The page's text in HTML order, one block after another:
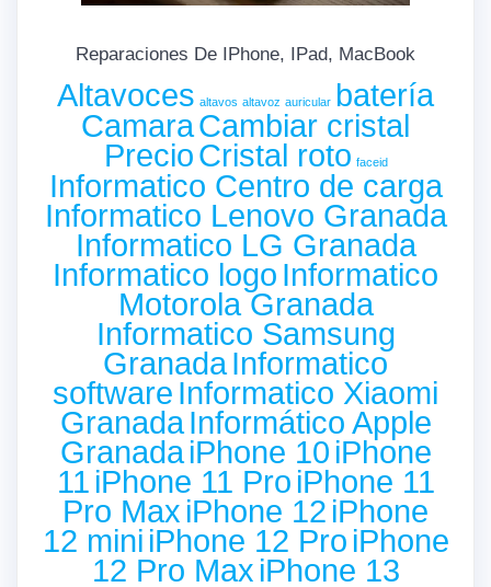
Reparaciones De IPhone, IPad, MacBook
Altavoces altavos altavoz auricular batería
CamaraCambiar cristal
PrecioCristal roto faceid
Informatico Centro de carga
Informatico Lenovo Granada
Informatico LG Granada
Informatico logo Informatico
Motorola Granada
Informatico Samsung
GranadaInformatico
software Informatico Xiaomi
GranadaInformático Apple
GranadaiPhone 10 iPhone
11 iPhone 11 Pro iPhone 11
Pro Max iPhone 12 iPhone
12 mini iPhone 12 Pro iPhone
12 Pro Max iPhone 13